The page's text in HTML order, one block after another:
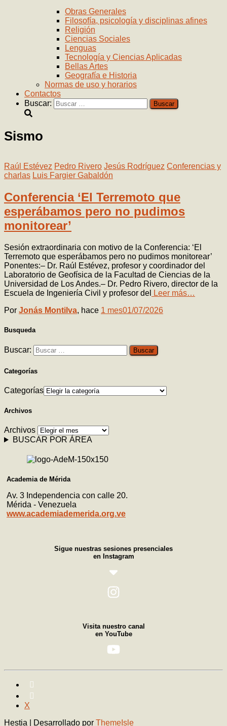
Obras Generales
Filosofía, psicología y disciplinas afines
Religión
Ciencias Sociales
Lenguas
Tecnología y Ciencias Aplicadas
Bellas Artes
Geografía e Historia
Normas de uso y horarios
Contactos
Buscar:
Sismo
Raúl Estévez Pedro Rivero Jesús Rodríguez Conferencias y
charlas Luis Fargier Gabaldón
Conferencia ‘El Terremoto que
esperábamos pero no pudimos
monitorear’
Sesión extraordinaria con motivo de la Conferencia: ‘El
Terremoto que esperábamos pero no pudimos monitorear’
Ponentes:– Dr. Raúl Estévez, profesor y coordinador del
Laboratorio de Geofísica de la Facultad de Ciencias de la
Universidad de Los Andes.– Dr. Pedro Rivero, director de la
Escuela de Ingeniería Civil y profesor del
Leer más…
Por Jonás Montilva, hace 1 mes01/07/2026
Busqueda
Buscar:
Categorías
Categorías
Archivos
Archivos
BUSCAR POR ÁREA
Academia de Mérida
Av. 3 Independencia con calle 20.
Mérida - Venezuela
www.academiademerida.org.ve
Sigue nuestras sesiones presenciales
en Instagram
Visita nuestro canal
en YouTube
X
Hestia | Desarrollado por ThemeIsle